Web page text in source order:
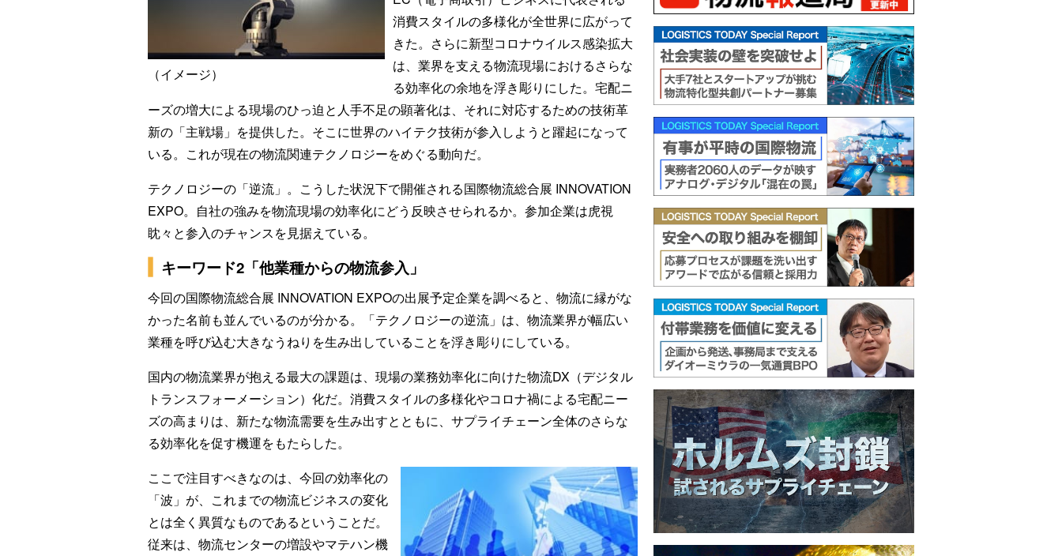
（イメージ）
消費スタイルの多様化が全世界に広がって
きた。さらに新型コロナウイルス感染拡大
は、業界を支える物流現場におけるさらな
る効率化の余地を浮き彫りにした。宅配ニ
ーズの増大による現場のひっ迫と人手不足の顕著化は、それに対応するための技術革
新の「主戦場」を提供した。そこに世界のハイテク技術が参入しようと躍起になって
いる。これが現在の物流関連テクノロジーをめぐる動向だ。
テクノロジーの「逆流」。こうした状況下で開催される国際物流総合展 INNOVATION
EXPO。自社の強みを物流現場の効率化にどう反映させられるか。参加企業は虎視
眈々と参入のチャンスを見据えている。
キーワード2「他業種からの物流参入」
今回の国際物流総合展 INNOVATION EXPOの出展予定企業を調べると、物流に縁がな
かった名前も並んでいるのが分かる。「テクノロジーの逆流」は、物流業界が幅広い
業種を呼び込む大きなうねりを生み出していることを浮き彫りにしている。
国内の物流業界が抱える最大の課題は、現場の業務効率化に向けた物流DX（デジタル
トランスフォーメーション）化だ。消費スタイルの多様化やコロナ禍による宅配ニー
ズの高まりは、新たな物流需要を生み出すとともに、サプライチェーン全体のさらな
る効率化を促す機運をもたらした。
ここで注目すべきなのは、今回の効率化の
「波」が、これまでの物流ビジネスの変化
とは全く異質なものであるということだ。
従来は、物流センターの増設やマテハン機